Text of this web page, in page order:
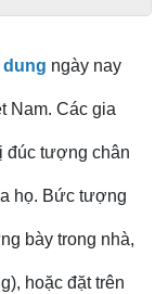
ngày nay
Nam. Các gia
đúc tượng chân
họ. Bức tượng
bày trong nhà,
hoặc đặt trên